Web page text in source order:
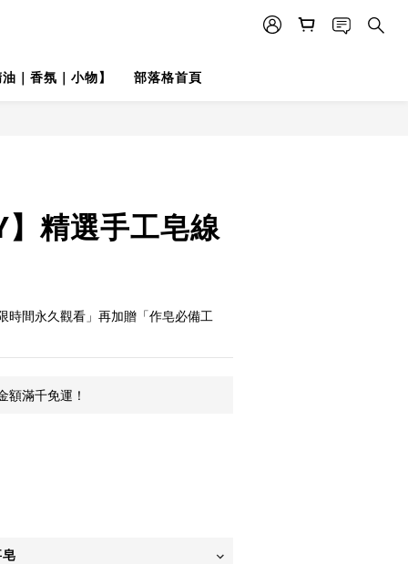
｜香氛｜小物】 部落格首頁
精選手工皂線
時間永久觀看」再加贈「作皂必備工
額滿千免運！